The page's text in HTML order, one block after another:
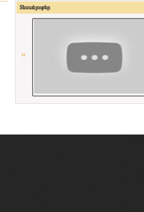
Ordre des Avocats de Marseille
Հայաստանի Հանրապետության
Տեսանյութեր